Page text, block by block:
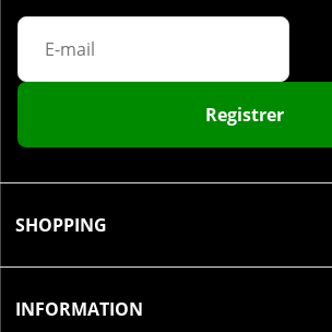
Registrer
SHOPPING
INFORMATION